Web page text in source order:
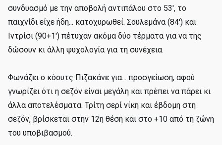
συνδυασμό με την αποβολή αντιπάλου στο 53', το
παιχνίδι είχε ήδη... κατοχυρωθεί. Σουλεμάνα (84') και
Ιντρίσι (90+1') πέτυχαν ακόμα δύο τέρματα για να της
δώσουν κι άλλη ψυχολογία για τη συνέχεια.
Φωνάζει ο κόουτς Πιζακάνε για... προσγείωση, αφού
γνωρίζει ότι η σεζόν είναι μεγάλη και πρέπει να πάρει κι
άλλα αποτελέσματα. Τρίτη σερί νίκη και έβδομη στη
σεζόν, βρίσκεται στην 12η θέση και στο +10 από τη ζώνη
του υποβιβασμού.